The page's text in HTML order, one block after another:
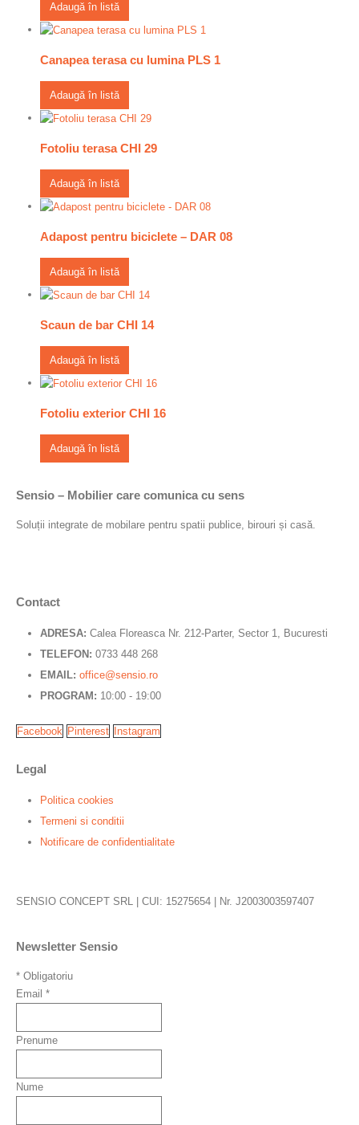
Adaugă în listă
Canapea terasa cu lumina PLS 1
Adaugă în listă
Fotoliu terasa CHI 29
Adaugă în listă
Adapost pentru biciclete – DAR 08
Adaugă în listă
Scaun de bar CHI 14
Adaugă în listă
Fotoliu exterior CHI 16
Adaugă în listă
Sensio – Mobilier care comunica cu sens
Soluții integrate de mobilare pentru spatii publice, birouri și casă.
Contact
ADRESA: Calea Floreasca Nr. 212-Parter, Sector 1, Bucuresti
TELEFON: 0733 448 268
EMAIL: office@sensio.ro
PROGRAM: 10:00 - 19:00
Facebook Pinterest Instagram
Legal
Politica cookies
Termeni si conditii
Notificare de confidentialitate
SENSIO CONCEPT SRL | CUI: 15275654 | Nr. J2003003597407
Newsletter Sensio
* Obligatoriu
Email *
Prenume
Nume